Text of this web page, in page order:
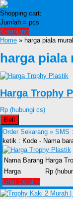
Shopping cart:
Jumlah = pcs
Keranjang
Home » harga piala
harga piala
Harga Trophy
Rp (hubungi cs)
Beli
Order Sekarang » SMS :
ketik : Kode - Nama
Nama Barang Harga
Harga
Rp
Lihat Detail »